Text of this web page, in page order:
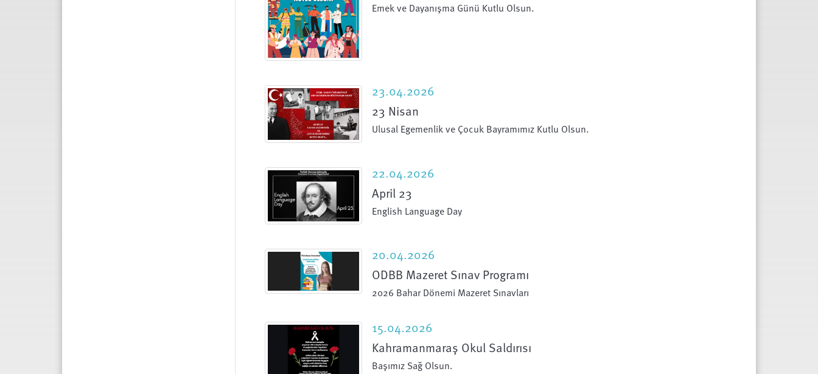
Emek ve Dayanışma Günü Kutlu Olsun.
23.04.2026
23 Nisan
Ulusal Egemenlik ve Çocuk Bayramımız Kutlu Olsun.
22.04.2026
April 23
English Language Day
20.04.2026
ODBB Mazeret Sınav Programı
2026 Bahar Dönemi Mazeret Sınavları
15.04.2026
Kahramanmaraş Okul Saldırısı
Başımız Sağ Olsun.